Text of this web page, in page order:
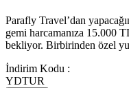
Parafly Travel’dan
gemi harcamanıza 15.000
bekliyor. Birbirinden özel
İndirim Kodu :
YDTUR